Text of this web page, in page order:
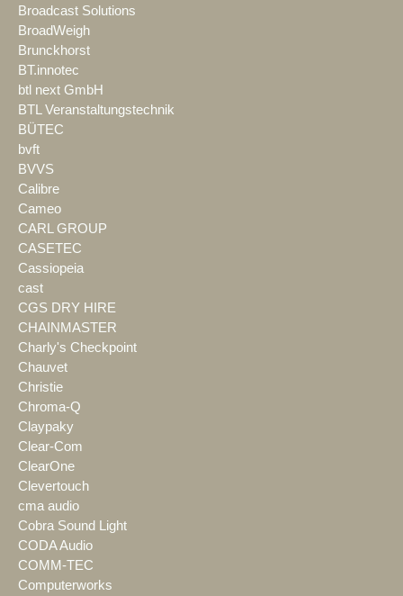
Broadcast Solutions
BroadWeigh
Brunckhorst
BT.innotec
btl next GmbH
BTL Veranstaltungstechnik
BÜTEC
bvft
BVVS
Calibre
Cameo
CARL GROUP
CASETEC
Cassiopeia
cast
CGS DRY HIRE
CHAINMASTER
Charly's Checkpoint
Chauvet
Christie
Chroma-Q
Claypaky
Clear-Com
ClearOne
Clevertouch
cma audio
Cobra Sound Light
CODA Audio
COMM-TEC
Computerworks